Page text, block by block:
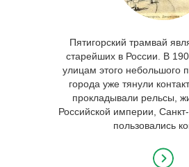
Пятигорский трамвай
старейших в России. В
улицам этого небольшого
города уже тянули
прокладывали рельсы,
Российской империи,
пользовались